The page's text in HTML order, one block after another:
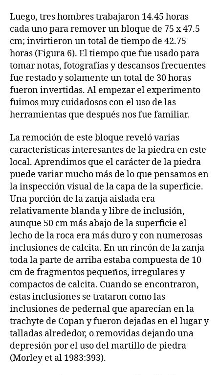
Luego, tres hombres trabajaron 14.45 horas
cada uno para remover un bloque de 75 x 47.5
cm; invirtieron un total de tiempo de 42.75
horas (Figura 6). El tiempo que fue usado para
tomar notas, fotografías y descansos frecuentes
fue restado y solamente un total de 30 horas
fueron invertidas. Al empezar el experimento
fuimos muy cuidadosos con el uso de las
herramientas que después nos fue familiar.
La remoción de este bloque reveló varias
características interesantes de la piedra en este
local. Aprendimos que el carácter de la piedra
puede variar mucho más de lo que pensamos en
la inspección visual de la capa de la superficie.
Una porción de la zanja aislada era
relativamente blanda y libre de inclusión,
aunque 50 cm más abajo de la superficie el
lecho de la roca era más duro y con numerosas
inclusiones de calcita. En un rincón de la zanja
toda la parte de arriba estaba compuesta de 10
cm de fragmentos pequeños, irregulares y
compactos de calcita. Cuando se encontraron,
estas inclusiones se trataron como las
inclusiones de pedernal que aparecían en la
trachyte de Copan y fueron dejadas en el lugar y
talladas alrededor, o removidas dejando una
depresión por el uso del martillo de piedra
(Morley et al 1983:393).